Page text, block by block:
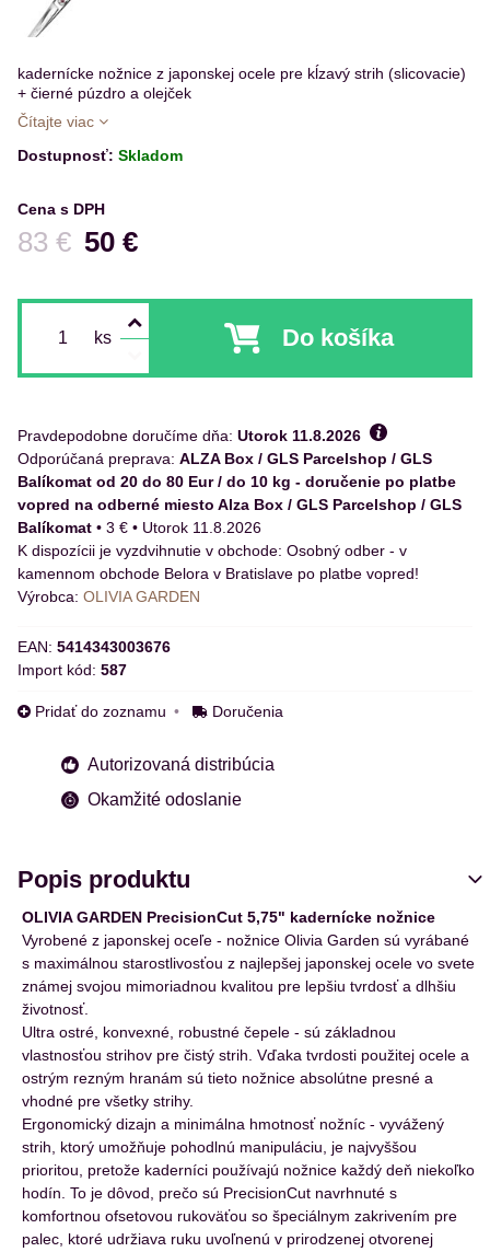
kadernícke nožnice z japonskej ocele pre kĺzavý strih (slicovacie)
+ čierné púzdro a olejček
Čítajte viac
Dostupnosť: Skladom
Cena s DPH
50 €
Pred zľavou:
83 €
ks Do košíka
Pravdepodobne doručíme dňa: Utorok 11.8.2026
ALZA Box / GLS Parcelshop / GLS
Balíkomat od 20 do 80 Eur / do 10 kg - doručenie po platbe
vopred na odberné miesto Alza Box / GLS Parcelshop / GLS
Balíkomat • 3 € • Utorok 11.8.2026
Osobný odber - v
kamennom obchode Belora v Bratislave po platbe vopred!
Výrobca: OLIVIA GARDEN
EAN: 5414343003676
Import kód: 587
Pridať do zoznamu Doručenia
Autorizovaná distribúcia
Okamžité odoslanie
Popis produktu
OLIVIA GARDEN PrecisionCut 5,75" kadernícke nožnice
Vyrobené z japonskej oceľe - nožnice Olivia Garden sú vyrábané
s maximálnou starostlivosťou z najlepšej japonskej ocele vo svete
známej svojou mimoriadnou kvalitou pre lepšiu tvrdosť a dlhšiu
životnosť.
Ultra ostré, konvexné, robustné čepele - sú základnou
vlastnosťou strihov pre čistý strih. Vďaka tvrdosti použitej ocele a
ostrým rezným hranám sú tieto nožnice absolútne presné a
vhodné pre všetky strihy.
Ergonomický dizajn a minimálna hmotnosť nožníc - vyvážený
strih, ktorý umožňuje pohodlnú manipuláciu, je najvyššou
prioritou, pretože kaderníci používajú nožnice každý deň niekoľko
hodín. To je dôvod, prečo sú PrecisionCut navrhnuté s
komfortnou ofsetovou rukoväťou so špeciálnym zakrivením pre
palec, ktoré udržiava ruku uvoľnenú v prirodzenej otvorenej